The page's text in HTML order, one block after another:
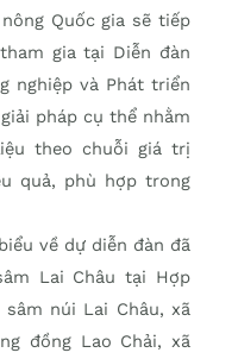
Quốc gia sẽ tiếp
gia tại Diễn đàn
nghiệp và Phát triển
pháp cụ thể nhằm
theo chuỗi giá trị
quả, phù hợp trong
về dự diễn đàn đã
Lai Châu tại Hợp
núi Lai Châu, xã
đồng Lao Chải, xã